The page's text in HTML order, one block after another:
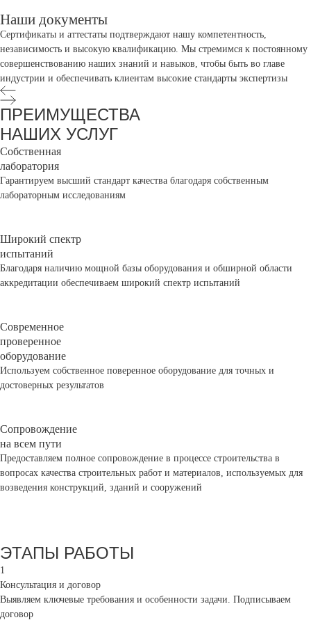
Наши документы
Сертификаты и аттестаты подтверждают нашу компетентность,
независимость и высокую квалификацию. Мы стремимся к постоянному
совершенствованию наших знаний и навыков, чтобы быть во главе
индустрии и обеспечивать клиентам высокие стандарты экспертизы
ПРЕИМУЩЕСТВА
НАШИХ УСЛУГ
Собственная
лаборатория
Гарантируем высший стандарт качества благодаря собственным
лабораторным исследованиям
Широкий спектр
испытаний
Благодаря наличию мощной базы оборудования и обширной области
аккредитации обеспечиваем широкий спектр испытаний
Современное
проверенное
оборудование
Используем собственное поверенное оборудование для точных и
достоверных результатов
Сопровождение
на всем пути
Предоставляем полное сопровождение в процессе строительства в
вопросах качества строительных работ и материалов, используемых для
возведения конструкций, зданий и сооружений
ЭТАПЫ РАБОТЫ
1
Консультация и договор
Выявляем ключевые требования и особенности задачи. Подписываем
договор